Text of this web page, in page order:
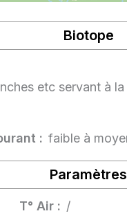
Biotope
etc servant à
: faible à
Paramètres
T° Air : /